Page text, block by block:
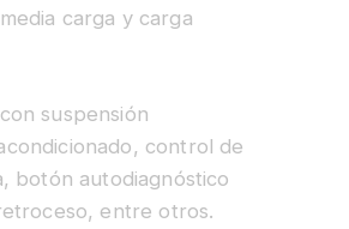
carga y carga
suspensión
control de
botón autodiagnóstico
entre otros.